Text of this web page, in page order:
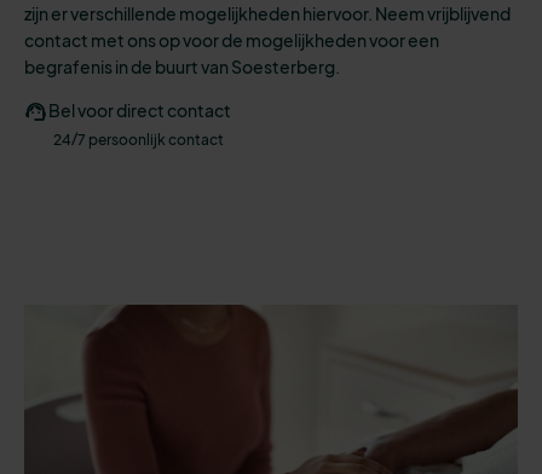
zijn er verschillende mogelijkheden hiervoor. Neem vrijblijvend
contact met ons op voor de mogelijkheden voor een
begrafenis in de buurt van Soesterberg.
Bel voor direct contact
24/7 persoonlijk contact